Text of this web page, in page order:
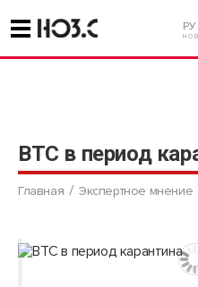
ВТС в период
Главная Экспертное мнение